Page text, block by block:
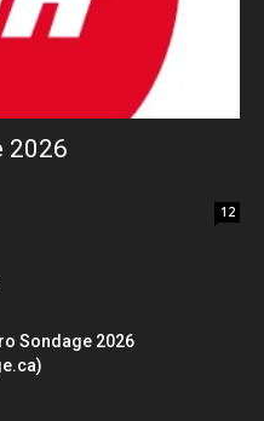
2026
12
Sondage 2026